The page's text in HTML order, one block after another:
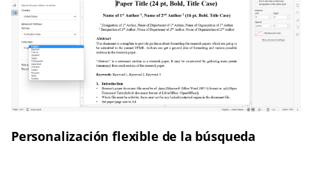
Personalización flexible de la búsqueda